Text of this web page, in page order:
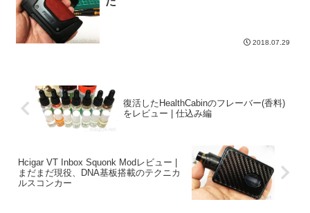
2018.07.29
復活したHealthCabinのフレーバー(香料)
をレビュー | 仕込み編
Hcigar VT Inbox Squonk Modレビュー |
まだまだ現役、DNA基板搭載のテクニカ
ルスコンカー